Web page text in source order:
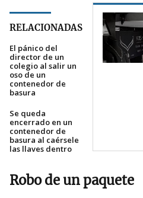
RELACIONADAS
El pánico del
director de un
colegio al salir un
oso de un
contenedor de
basura
Se queda
encerrado en un
contenedor de
basura al caérsele
las llaves dentro
Robo de un paquete